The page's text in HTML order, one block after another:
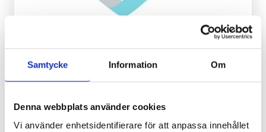
Samtycke Information Om
Denna webbplats använder cookies
Vi använder enhetsidentifierare för att anpassa innehållet
EVENEMANG
Evenemang på andra webbsidor